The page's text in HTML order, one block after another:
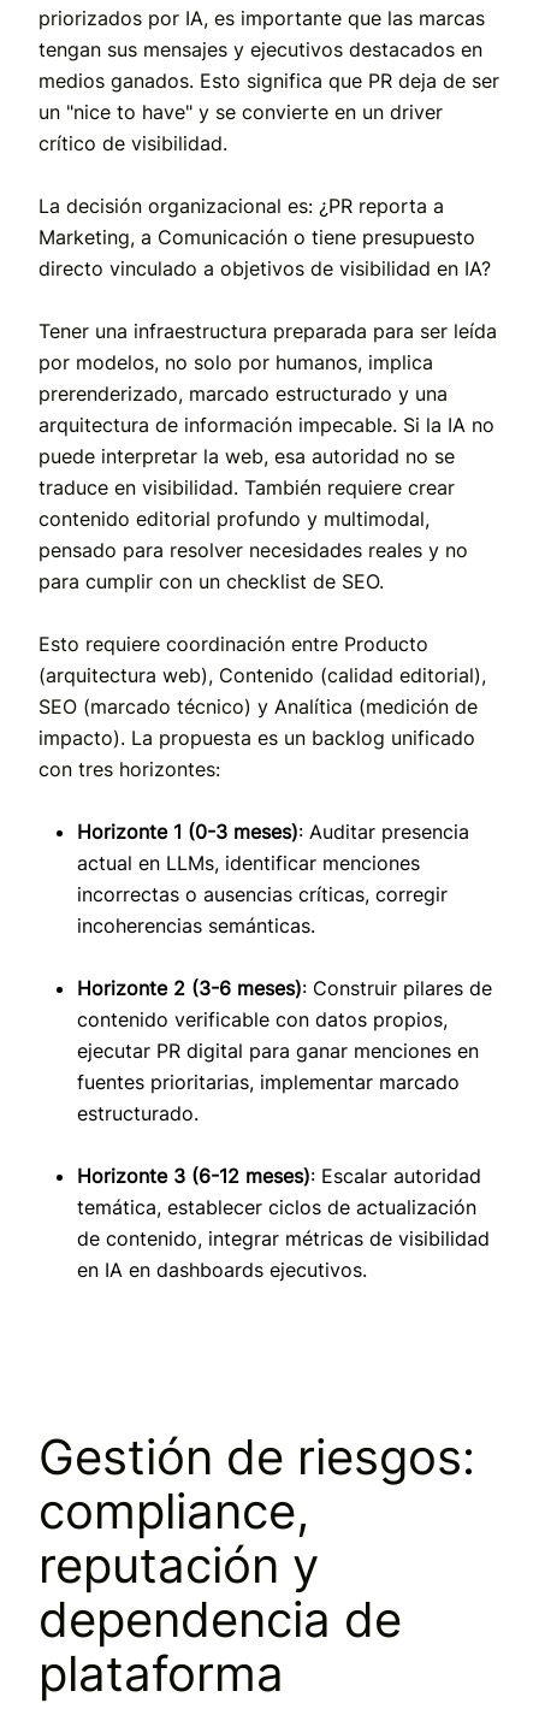
priorizados por IA, es importante que las marcas
tengan sus mensajes y ejecutivos destacados en
medios ganados. Esto significa que PR deja de ser
un "nice to have" y se convierte en un driver
crítico de visibilidad.
La decisión organizacional es: ¿PR reporta a
Marketing, a Comunicación o tiene presupuesto
directo vinculado a objetivos de visibilidad en IA?
Tener una infraestructura preparada para ser leída
por modelos, no solo por humanos, implica
prerenderizado, marcado estructurado y una
arquitectura de información impecable. Si la IA no
puede interpretar la web, esa autoridad no se
traduce en visibilidad. También requiere crear
contenido editorial profundo y multimodal,
pensado para resolver necesidades reales y no
para cumplir con un checklist de SEO.
Esto requiere coordinación entre Producto
(arquitectura web), Contenido (calidad editorial),
SEO (marcado técnico) y Analítica (medición de
impacto). La propuesta es un backlog unificado
con tres horizontes:
Horizonte 1 (0-3 meses): Auditar presencia
actual en LLMs, identificar menciones
incorrectas o ausencias críticas, corregir
incoherencias semánticas.
Horizonte 2 (3-6 meses): Construir pilares de
contenido verificable con datos propios,
ejecutar PR digital para ganar menciones en
fuentes prioritarias, implementar marcado
estructurado.
Horizonte 3 (6-12 meses): Escalar autoridad
temática, establecer ciclos de actualización
de contenido, integrar métricas de visibilidad
en IA en dashboards ejecutivos.
Gestión de riesgos:
compliance,
reputación y
dependencia de
plataforma